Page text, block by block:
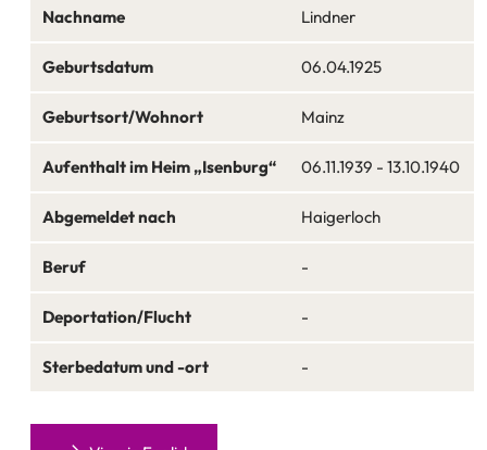
Nachname Lindner
Geburtsdatum 06.04.1925
Geburtsort/Wohnort Mainz
Aufenthalt im Heim „Isenburg“ 06.11.1939 - 13.10.1940
Abgemeldet nach Haigerloch
Beruf -
Deportation/Flucht -
Sterbedatum und -ort -